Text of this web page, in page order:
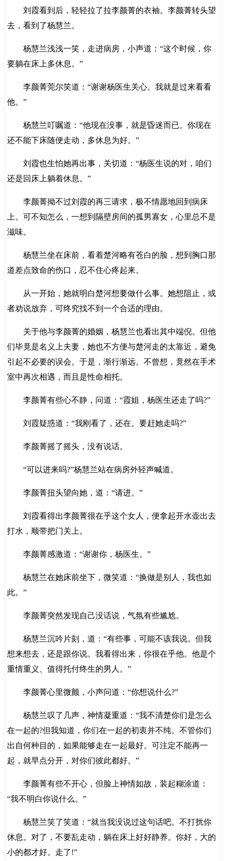
刘霞看到后，轻轻拉了拉李颜菁的衣袖。李颜菁转头望
去，看到了杨慧兰。
杨慧兰浅浅一笑，走进病房，小声道：“这个时候，你
要躺在床上多休息。”
李颜菁莞尔笑道：“谢谢杨医生关心。我就是过来看看
他。”
杨慧兰叮嘱道：“他现在没事，就是昏迷而已。你现在
还不能下床随便走动，多休息为好。”
刘霞也生怕她再出事，关切道：“杨医生说的对，咱们
还是回床上躺着休息。”
李颜菁拗不过刘霞的再三请求，极不情愿地回到病床
上。可不知怎么，一想到隔壁房间的孤男寡女，心里总不是
滋味。
杨慧兰坐在床前，看着楚河略有苍白的脸，想到胸口那
道差点致命的伤口，忍不住心疼起来。
从一开始，她就明白楚河想要做什么事。她想阻止，或
者劝说放弃，可终究找不到一个合适的理由。
关于他与李颜菁的婚姻，杨慧兰也看出其中端倪。但他
们毕竟是名义上夫妻，她也不方便与楚河走的太靠近，避免
引起不必要的误会。于是，渐行渐远。不曾想，竟然在手术
室中再次相遇，而且是性命相托。
李颜菁有些心不静，问道：“霞姐，杨医生还走了吗?”
刘霞疑惑道：“我刚看了，还在。要赶她走吗?”
李颜菁摇了摇头，没有说话。
“可以进来吗?”杨慧兰站在病房外轻声喊道。
李颜菁扭头望向她，道：“请进。”
刘霞看得出李颜菁很在乎这个女人，便拿起开水壶出去
打水，顺带把门关上。
李颜菁感激道：“谢谢你，杨医生。”
杨慧兰在她床前坐下，微笑道：“换做是别人，我也如
此。”
李颜菁突然发现自己没话说，气氛有些尴尬。
杨慧兰沉吟片刻，道：“有些事，可能不该我说。但我
想来想去，还是跟你说。我看得出来，你很在乎他。他是个
重情重义、值得托付终生的男人。”
李颜菁心里微颤，小声问道：“你想说什么?”
杨慧兰叹了几声，神情凝重道：“我不清楚你们是怎么
在一起的?但我知道，你们在一起的初衷并不纯。不管你们
出自何种目的，如果能够走在一起最好。可注定不能再一
起，就早点分开，对你们彼此都好。”
李颜菁有些不开心，但脸上神情如故，装起糊涂道：
“我不明白你说什么。”
杨慧兰笑了笑道：“就当我没说过这句话吧。不打扰你
休息。对了，不要乱走动，躺在床上好好静养。你好，大的
小的都才好。走了!”